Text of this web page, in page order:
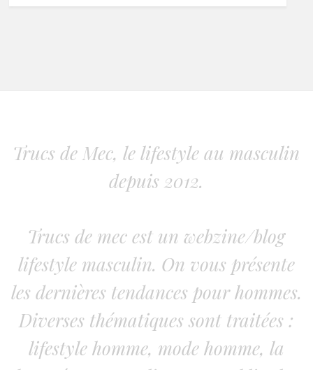
Trucs de Mec, le lifestyle au masculin
depuis 2012.
Trucs de mec est un webzine/blog
lifestyle masculin. On vous présente
les dernières tendances pour hommes.
Diverses thématiques sont traitées :
lifestyle homme, mode homme, la